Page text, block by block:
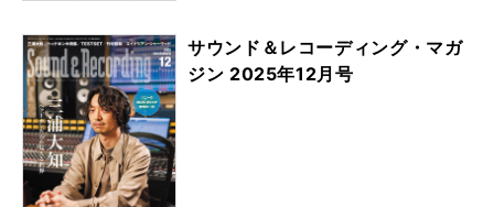
サウンド＆レコーディング・マガ
ジン 2025年12月号